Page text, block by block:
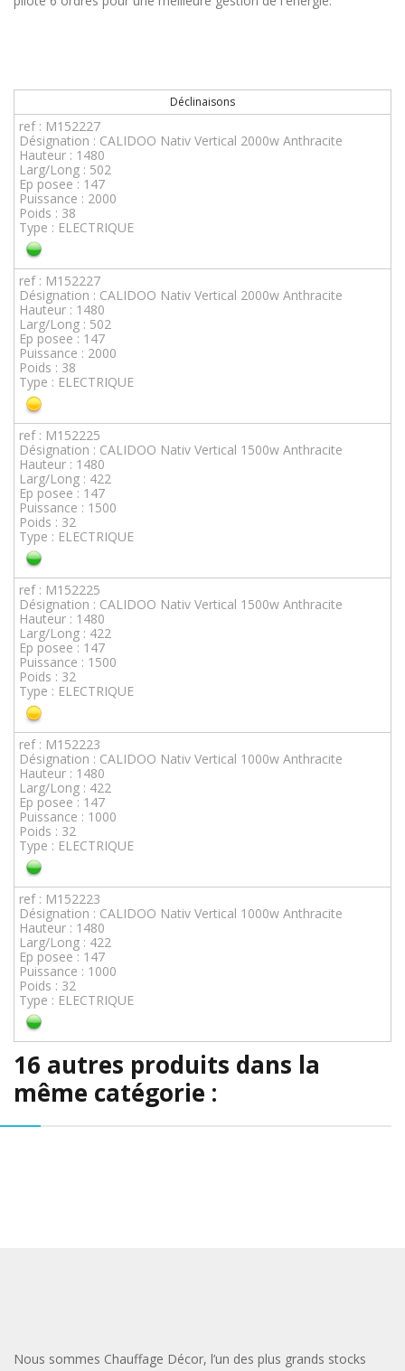
Déclinaisons
ref : M152227
Désignation : CALIDOO Nativ Vertical 2000w Anthracite
Hauteur : 1480
Larg/Long : 502
Ep posee : 147
Puissance : 2000
Poids : 38
Type : ELECTRIQUE
ref : M152227
Désignation : CALIDOO Nativ Vertical 2000w Anthracite
Hauteur : 1480
Larg/Long : 502
Ep posee : 147
Puissance : 2000
Poids : 38
Type : ELECTRIQUE
ref : M152225
Désignation : CALIDOO Nativ Vertical 1500w Anthracite
Hauteur : 1480
Larg/Long : 422
Ep posee : 147
Puissance : 1500
Poids : 32
Type : ELECTRIQUE
ref : M152225
Désignation : CALIDOO Nativ Vertical 1500w Anthracite
Hauteur : 1480
Larg/Long : 422
Ep posee : 147
Puissance : 1500
Poids : 32
Type : ELECTRIQUE
ref : M152223
Désignation : CALIDOO Nativ Vertical 1000w Anthracite
Hauteur : 1480
Larg/Long : 422
Ep posee : 147
Puissance : 1000
Poids : 32
Type : ELECTRIQUE
ref : M152223
Désignation : CALIDOO Nativ Vertical 1000w Anthracite
Hauteur : 1480
Larg/Long : 422
Ep posee : 147
Puissance : 1000
Poids : 32
Type : ELECTRIQUE
16 autres produits dans la
même catégorie :
Nous sommes Chauffage Décor, l’un des plus grands stocks